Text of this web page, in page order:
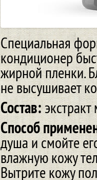
Специальная
кондиционер
жирной пленки.
не высушивает
Состав:
Способ
душа и смойте
влажную кожу
Вытрите кожу